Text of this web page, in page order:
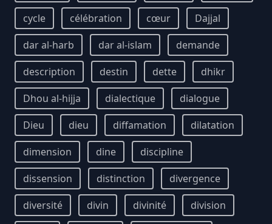
cycle
célébration cœur
Dajjal
dar al-harb
dar al-islam
demande
description
destin dette
dhikr
Dhou al-hijja
dialectique
dialogue
Dieu
dieu diffamation
dilatation
dimension
dine
discipline
dissension
distinction
divergence
diversité
divin divinité
division